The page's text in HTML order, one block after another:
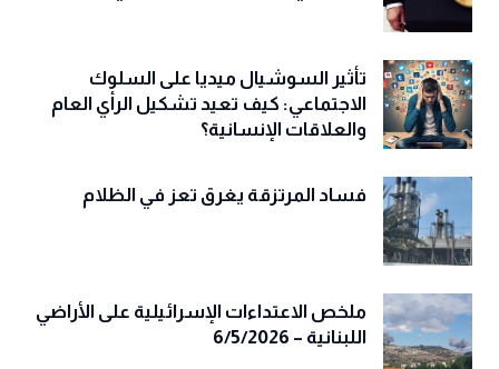
تأثير السوشيال ميديا على السلوك
الاجتماعي: كيف تعيد تشكيل الرأي العام
والعلاقات الإنسانية؟
فساد المرتزقة يغرق تعز في الظلام
ملخص الاعتداءات الإسرائيلية على الأراضي
اللبنانية – 6/5/2026